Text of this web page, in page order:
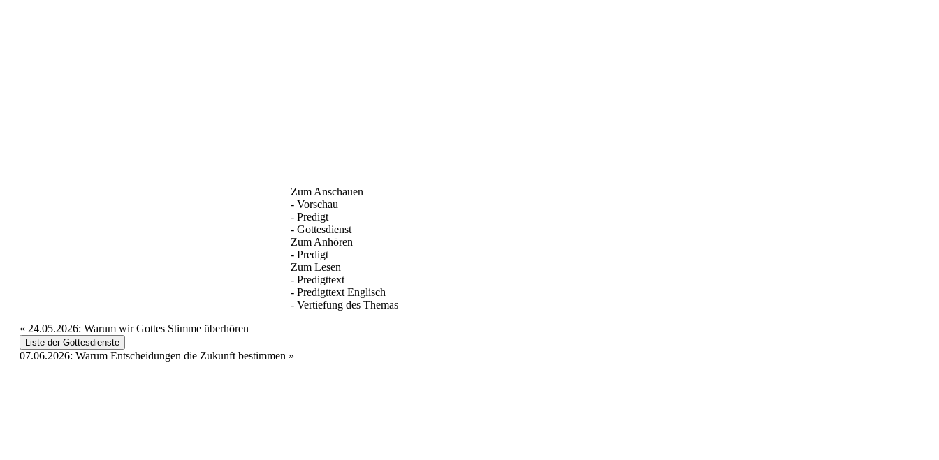
Zum Anschauen
- Vorschau
- Predigt
- Gottesdienst
Zum Anhören
- Predigt
Zum Lesen
- Predigttext
- Predigttext Englisch
- Vertiefung des Themas
« 24.05.2026: Warum wir Gottes Stimme überhören
Liste der Gottesdienste
07.06.2026: Warum Entscheidungen die Zukunft bestimmen »